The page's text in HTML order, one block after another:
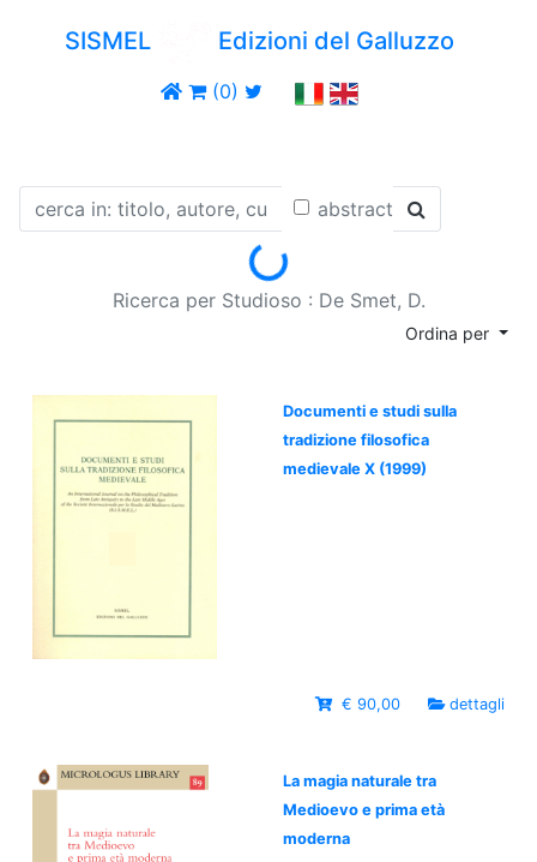
SISMEL Edizioni del Galluzzo
(0)
abstract
Loading...
Ricerca per Studioso : De Smet, D.
Ordina per
Documenti e studi sulla
tradizione filosofica
medievale X (1999)
€ 90,00 dettagli
La magia naturale tra
Medioevo e prima età
moderna